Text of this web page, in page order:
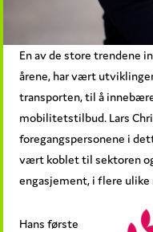
En av de store trendene
årene, har vært
transporten, til å
mobilitetstilbud. Lars
foregangspersonene i
vært koblet til sektoren
engasjement, i flere ulike
Hans første